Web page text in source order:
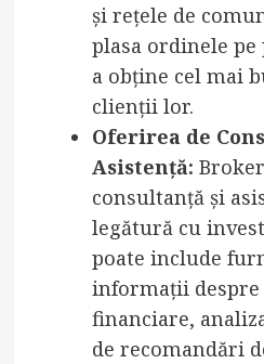
și rețele de
plasa ordinele
a obține cel mai
clienții lor.
Oferirea de
Asistență:
consultanță și
legătură cu
poate include
informații
financiare,
de recomandări